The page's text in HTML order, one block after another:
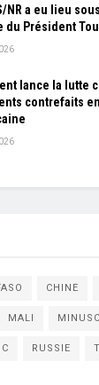
NR a eu lieu
du Président
lance la lutte
contrefaits
CHINE
MALI
RUSSIE